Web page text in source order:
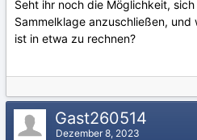
Seht ihr noch die Möglichkeit,
Sammelklage anzuschließen, und
ist in etwa zu rechnen?
Gast260514
Dezember 8, 2023